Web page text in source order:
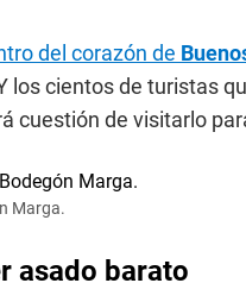
del corazón de
los cientos de turistas
cuestión de visitarlo
Marga.
asado barato